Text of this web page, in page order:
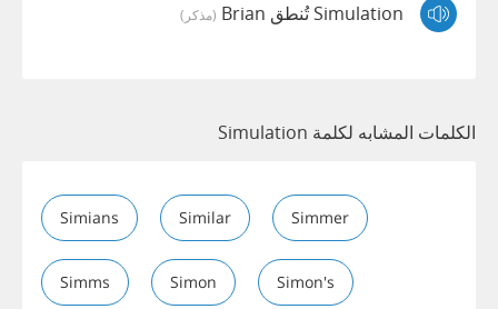
Simulation تُنطق Brian (مذكر)
الكلمات المشابه لكلمة Simulation
Simians Similar Simmer
Simms Simon Simon's